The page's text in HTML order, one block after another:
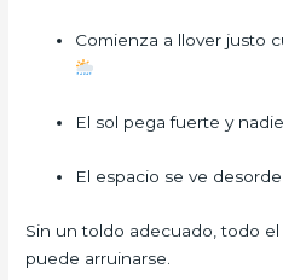
Comienza a llover justo
El sol pega fuerte y
El espacio se ve
Sin un toldo adecuado, todo
puede arruinarse.